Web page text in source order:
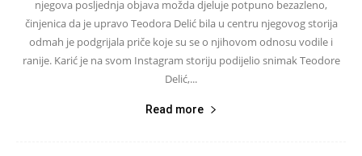
njegova posljednja objava možda djeluje potpuno bezazleno,
činjenica da je upravo Teodora Delić bila u centru njegovog storija
odmah je podgrijala priče koje su se o njihovom odnosu vodile i
ranije. Karić je na svom Instagram storiju podijelio snimak Teodore
Delić,...
Read more